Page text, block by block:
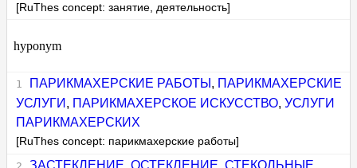
[RuThes concept: занятие, деятельность]
hyponym
ПАРИКМАХЕРСКИЕ РАБОТЫ , ПАРИКМАХЕРСКИЕ
УСЛУГИ , ПАРИКМАХЕРСКОЕ ИСКУССТВО,УСЛУГИ
ПАРИКМАХЕРСКИХ
[RuThes concept: парикмахерские работы]